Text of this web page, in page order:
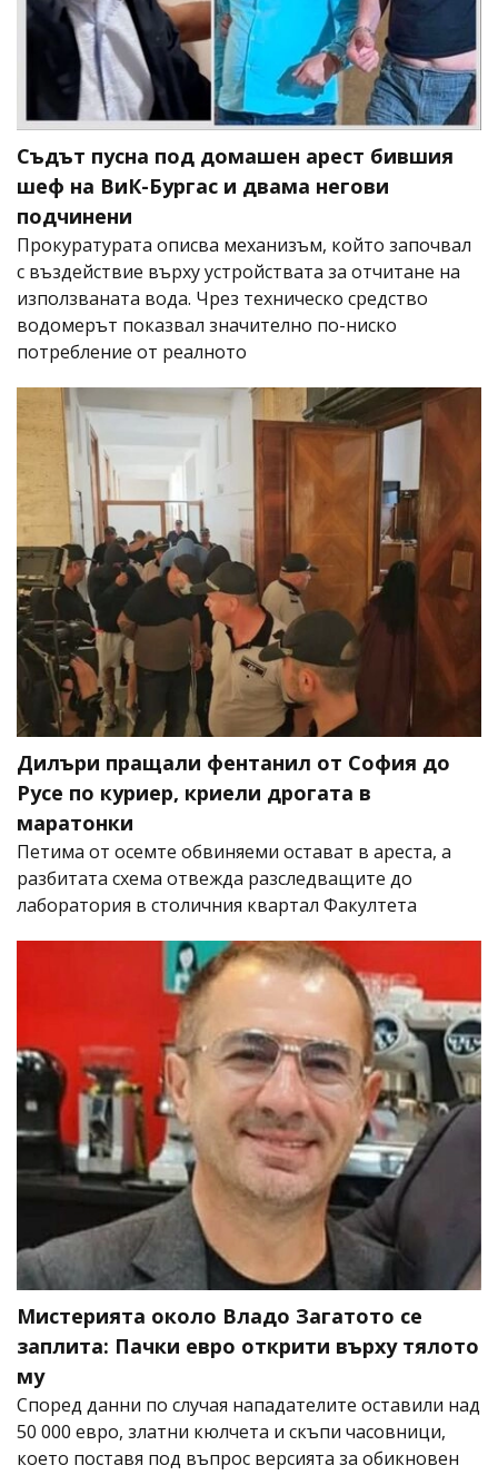
Съдът пусна под домашен арест бившия
шеф на ВиК-Бургас и двама негови
подчинени
Прокуратурата описва механизъм, който започвал
с въздействие върху устройствата за отчитане на
използваната вода. Чрез техническо средство
водомерът показвал значително по-ниско
потребление от реалното
Дилъри пращали фентанил от София до
Русе по куриер, криели дрогата в
маратонки
Петима от осемте обвиняеми остават в ареста, а
разбитата схема отвежда разследващите до
лаборатория в столичния квартал Факултета
Мистерията около Владо Загатото се
заплита: Пачки евро открити върху тялото
му
Според данни по случая нападателите оставили над
50 000 евро, златни кюлчета и скъпи часовници,
което поставя под въпрос версията за обикновен